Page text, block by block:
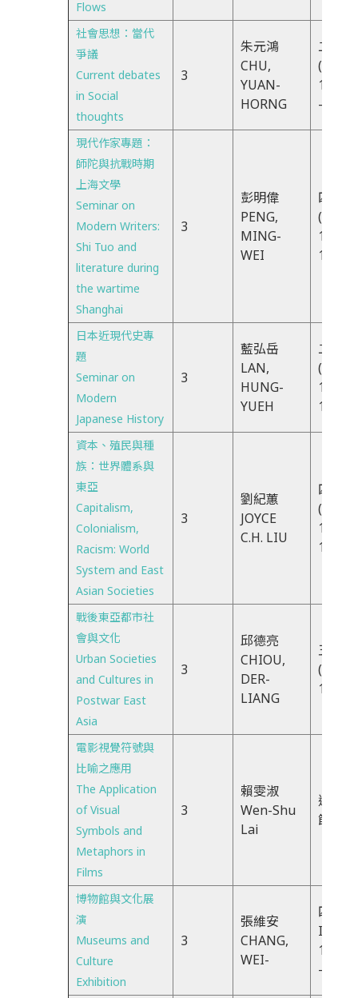
Flows
社會思想：當代
爭議
Current debates
in Social
thoughts
3
朱元鴻
CHU,
YUAN-
HORNG
二IJK
(TUE).
18:30
-21:20
現代作家專題：
師陀與抗戰時期
上海文學
Seminar on
Modern Writers:
Shi Tuo and
literature during
the wartime
Shanghai
3
彭明偉
PENG,
MING-
WEI
四CDX
(THU)
10:10-
13:10
日本近現代史專
題
Seminar on
Modern
Japanese History
3
藍弘岳
LAN,
HUNG-
YUEH
二CDX
(TUE)
10:10-
13:10
資本、殖民與種
族：世界體系與
東亞
Capitalism,
Colonialism,
Racism: World
System and East
Asian Societies
3
劉紀蕙
JOYCE
C.H. LIU
四EFG
(THU)
13:30-
16:20
戰後東亞都市社
會與文化
Urban Societies
and Cultures in
Postwar East
Asia
3
邱德亮
CHIOU,
DER-
LIANG
五CDX
13:10
電影視覺符號與
比喻之應用
The Application
of Visual
Symbols and
Metaphors in
Films
3
賴雯淑
Wen-Shu
Lai
週四
節
博物館與文化展
演
Museums and
Culture
Exhibition
3
張維安
CHANG,
WEI-
四
18:30
-21:20